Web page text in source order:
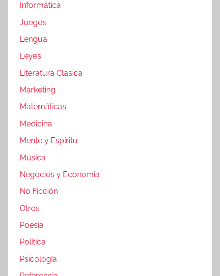
Informática
Juegos
Lengua
Leyes
Literatura Clásica
Marketing
Matemáticas
Medicina
Mente y Espíritu
Música
Negocios y Economia
No Ficción
Otros
Poesía
Política
Psicología